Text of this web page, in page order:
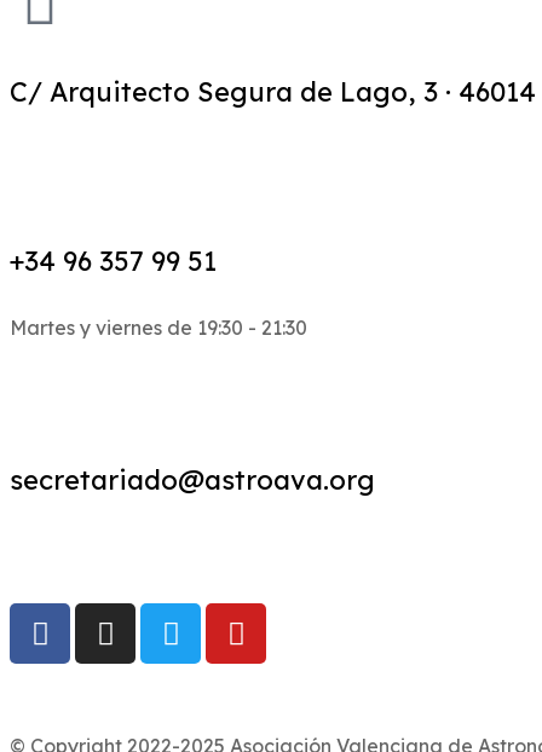
C/ Arquitecto Segura de Lago, 3 ·
+34 96 357 99 51
Martes y viernes de 19:30 - 21:30
secretariado@astroava.org
© Copyright 2022-2025 Asociación Valenciana de